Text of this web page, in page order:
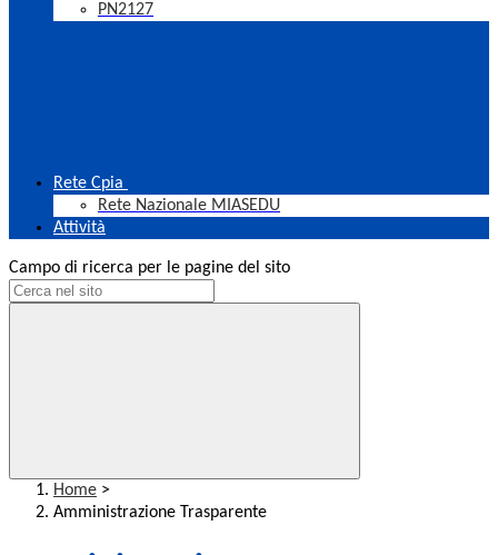
PN2127
Rete Cpia
Rete Nazionale MIASEDU
Attività
Campo di ricerca per le pagine del sito
Home >
Amministrazione Trasparente